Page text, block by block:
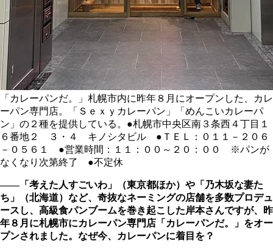
「カレーパンだ。」札幌市内に昨年８月にオープンした、カレ
ーパン専門店。「Ｓｅｘｙカレーパン」「めんこいカレーパ
ン」の２種を提供している。●札幌市中央区南３条西４丁目１
６番地２ ３・４ キノシタビル ●ＴＥＬ：０１１－２０６
－０５６１ ●営業時間：１１：００～２０：００ ※パンが
なくなり次第終了 ●不定休
――「考えた人すごいわ」（東京都ほか）や「乃木坂な妻た
ち」（北海道）など、奇抜なネーミングの店舗を多数プロデュ
ースし、高級食パンブームを巻き起こした岸本さんですが、昨
年８月に札幌市にカレーパン専門店「カレーパンだ。」をオー
プンされました。なぜ今、カレーパンに着目を？